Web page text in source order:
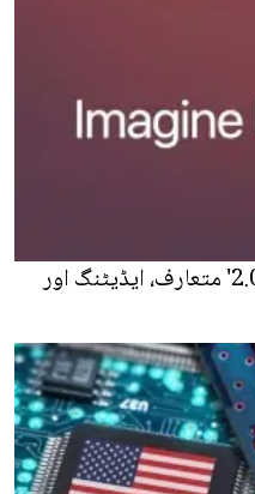
گروک کا نیا ماڈل 'امیجن امیج 2.0' متعارف، ایڈیٹنگ اور